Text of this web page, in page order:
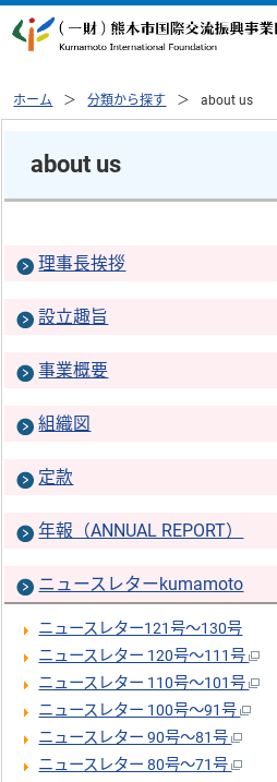
ホーム 分類から探す about us
about us
理事長挨拶
設立趣旨
事業概要
組織図
定款
年報（ANNUAL REPORT）
ニュースレターkumamoto
ニュースレター121号～130号
ニュースレター 120号～111号
ニュースレター 110号～101号
ニュースレター 100号～91号
ニュースレター 90号～81号
ニュースレター 80号～71号